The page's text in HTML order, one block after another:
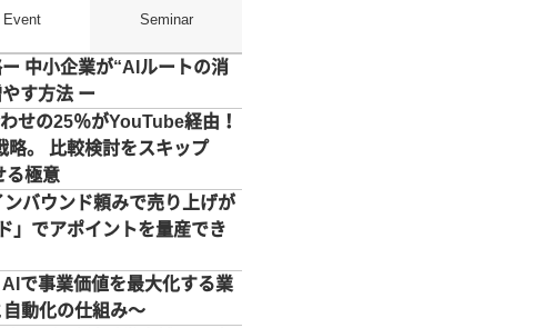
Event Seminar
中小企業が“AIルートの消
す方法 ー
せの25％がYouTube経由！
略。 比較検討をスキップ
る極意
バウンド頼みで売り上げが
」でアポイントを量産でき
で事業価値を最大化する業
動化の仕組み〜